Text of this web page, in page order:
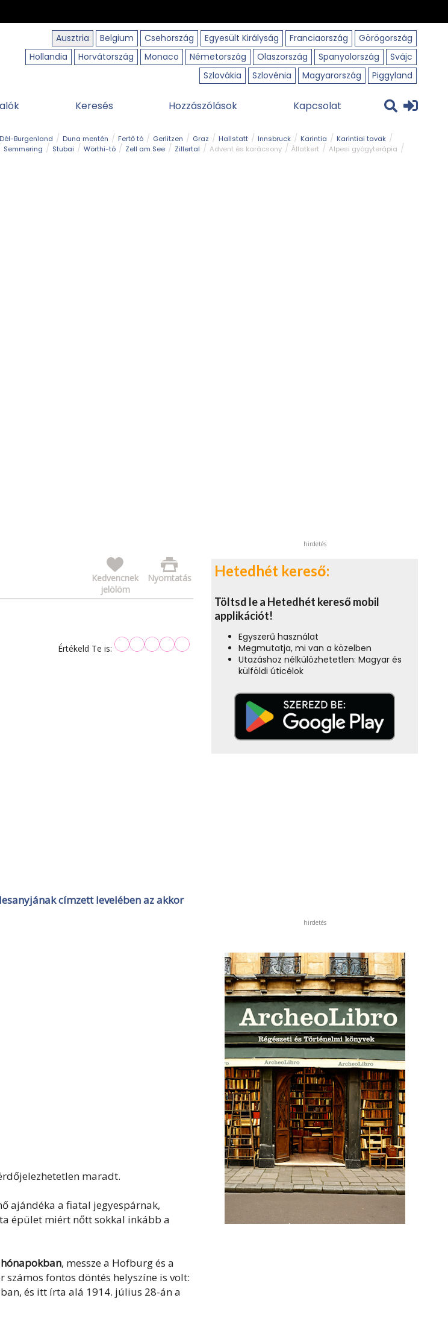
Ausztria
Belgium Csehország Egyesült Királyság Franciaország
Görögország
Hollandia
Horvátország Monaco Németország Olaszország Spanyolország
Svájc
Szlovákia
Szlovénia Magyarország Piggyland
Keresés Hozzászólások Kapcsolat
Dél-Burgenland Duna mentén Fertő tó Gerlitzen Graz Hallstatt Innsbruck Karintia
Karintiai tavak
Semmering Stubai Wörthi-tó Zell am See Zillertal Advent és karácsony Állatkert
Alpesi gyógyterápia
Nyomtatás
Kedvencnek
jelölöm
Értékeld Te is:
címzett levelében az akkor
maradt.
ajándéka a fiatal jegyespárnak,
épület miért nőtt sokkal inkább a
, messze a Hofburg és a
fontos döntés helyszíne is volt:
és itt írta alá 1914. július 28-án a
hirdetés
Hetedhét kereső:
Töltsd le a Hetedhét kereső mobil
applikációt!
Egyszerű használat
Megmutatja, mi van a közelben
Utazáshoz nélkülözhetetlen: Magyar és
külföldi úticélok
hirdetés